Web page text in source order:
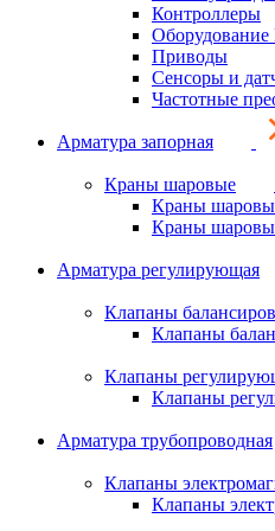
Контроллеры
Приводы
Сенсоры и
Частотные
Арматура запорная
Краны шаровые
Краны
Краны
Арматура регулирующая
Клапаны
Клапаны
Клапаны
Клапаны
Арматура трубопроводная
Клапаны
Клапаны